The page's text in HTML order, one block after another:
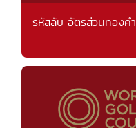
รหัสลับ อัตรส่วนทองคำ